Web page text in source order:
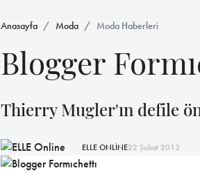
Anasayfa Moda Moda Haberleri
Blogger
Thierry Mugler'ın defile
ELLE ONLİNE22 Şubat 2013